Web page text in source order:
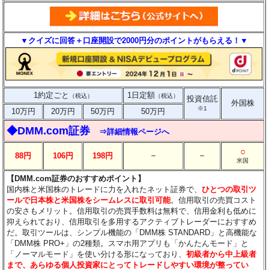
▼クイズに回答＋口座開設で2000円分のポイントがもらえる！▼
1約定ごと （税込） 1日定額 （税込） 投資信託
※1
外国株
10万円
20万円 50万円 50万円
◆DMM.com証券 ⇒詳細情報ページへ
88円 106円 198円 － － ○
米国
【DMM.com証券のおすすめポイント】
国内株と米国株のトレードに力を入れたネット証券で、ひとつの取引ツ
ールで日本株と米国株をシームレスに取引可能。信用取引の売買コスト
の安さもメリット。信用取引の売買手数料は無料で、信用金利も低めに
抑えられており、信用取引を多用するアクティブトレーダーにおすすめ
だ。取引ツールは、シンプル機能の「DMM株 STANDARD」と高機能な
「DMM株 PRO+」の2種類。スマホ用アプリも「かんたんモード」と
「ノーマルモード」を使い分ける形になっており、初級者から中上級者
まで、あらゆる個人投資家にとってトレードしやすい環境が整ってい